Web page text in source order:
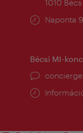
1010 Bécs
Nyitva
Naponta
Bécsi MI-